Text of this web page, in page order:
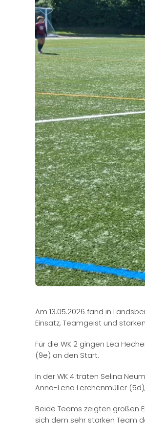
Am 13.05.2026 fand in
Einsatz, Teamgeist und
Für die WK 2 gingen Lea
(9e) an den Start.
In der WK 4 traten Selina
Anna-Lena Lerchenmüller
Beide Teams zeigten großen
sich dem sehr starken Team